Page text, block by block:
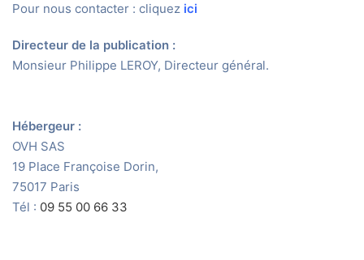
Pour nous contacter : cliquez ici
Directeur de la publication :
Monsieur Philippe LEROY, Directeur général.
Hébergeur :
OVH SAS
19 Place Françoise Dorin,
75017 Paris
Tél : 09 55 00 66 33